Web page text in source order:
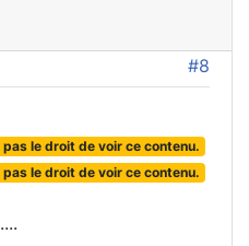
#8
pas le droit de voir ce contenu.
pas le droit de voir ce contenu.